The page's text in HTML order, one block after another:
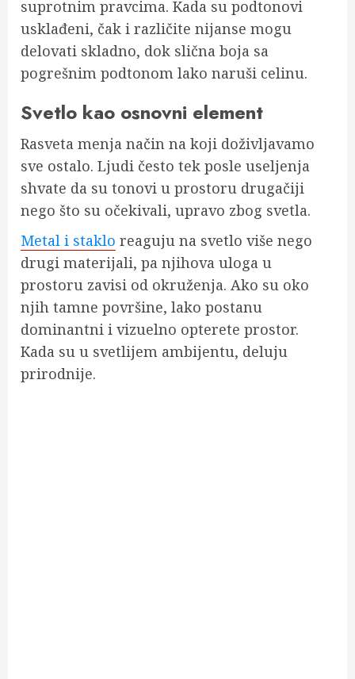
suprotnim pravcima. Kada su podtonovi
usklađeni, čak i različite nijanse mogu
delovati skladno, dok slična boja sa
pogrešnim podtonom lako naruši celinu.
Svetlo kao osnovni element
Rasveta menja način na koji doživljavamo
sve ostalo. Ljudi često tek posle useljenja
shvate da su tonovi u prostoru drugačiji
nego što su očekivali, upravo zbog svetla.
Metal i staklo reaguju na svetlo više nego
drugi materijali, pa njihova uloga u
prostoru zavisi od okruženja. Ako su oko
njih tamne površine, lako postanu
dominantni i vizuelno opterete prostor.
Kada su u svetlijem ambijentu, deluju
prirodnije.